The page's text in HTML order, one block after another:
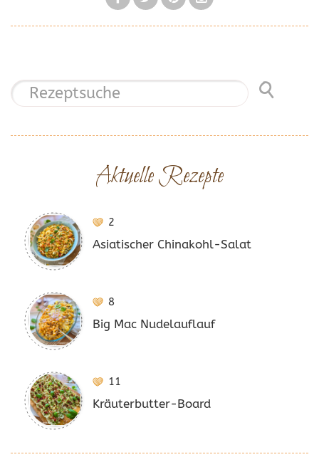
Aktuelle Rezepte
2
Asiatischer Chinakohl-Salat
8
Big Mac Nudelauflauf
11
Kräuterbutter-Board